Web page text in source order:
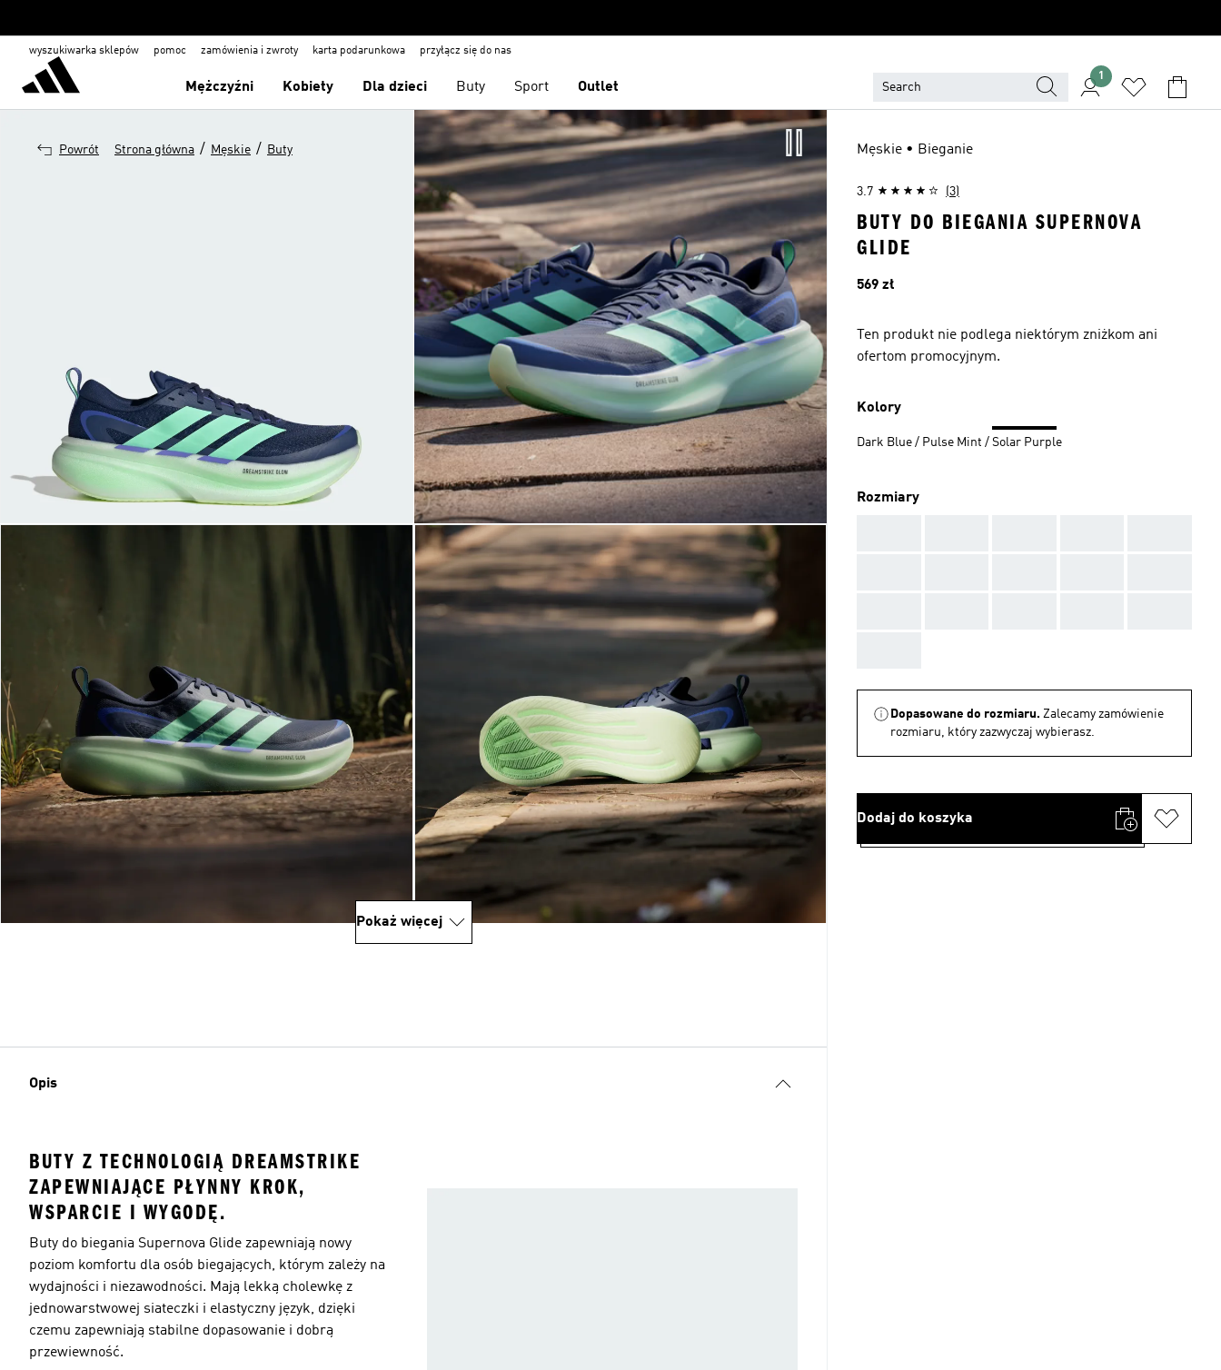
wyszukiwarka sklepów pomoc zamówienia i zwroty karta podarunkowa przyłącz się do nas
Mężczyźni Kobiety Dla dzieci Buty Sport Outlet
1
Powrót Strona główna / Męskie / Buty
Pokaż więcej
Opis
BUTY Z TECHNOLOGIĄ DREAMSTRIKE
ZAPEWNIAJĄCE PŁYNNY KROK,
WSPARCIE I WYGODĘ.
Buty do biegania Supernova Glide zapewniają nowy
poziom komfortu dla osób biegających, którym zależy na
wydajności i niezawodności. Mają lekką cholewkę z
jednowarstwowej siateczki i elastyczny język, dzięki
czemu zapewniają stabilne dopasowanie i dobrą
przewiewność.
Męskie • Bieganie
3.7 (3)
BUTY DO BIEGANIA SUPERNOVA
GLIDE
Cena
569 zł
Ten produkt nie podlega niektórym zniżkom ani
ofertom promocyjnym.
Kolory
Dark Blue / Pulse Mint / Solar Purple
Rozmiary
Dopasowane do rozmiaru. Zalecamy zamówienie
rozmiaru, który zazwyczaj wybierasz.
Dodaj do koszyka